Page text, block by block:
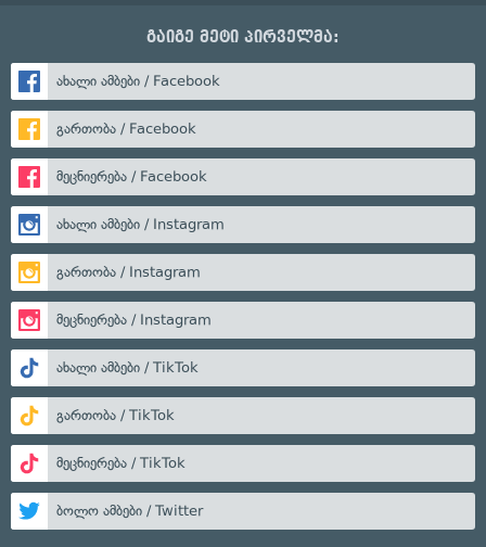
გაიგე მეტი პირველმა:
ახალი ამბები / Facebook
გართობა / Facebook
მეცნიერება / Facebook
ახალი ამბები / Instagram
გართობა / Instagram
მეცნიერება / Instagram
ახალი ამბები / TikTok
გართობა / TikTok
მეცნიერება / TikTok
ბოლო ამბები / Twitter